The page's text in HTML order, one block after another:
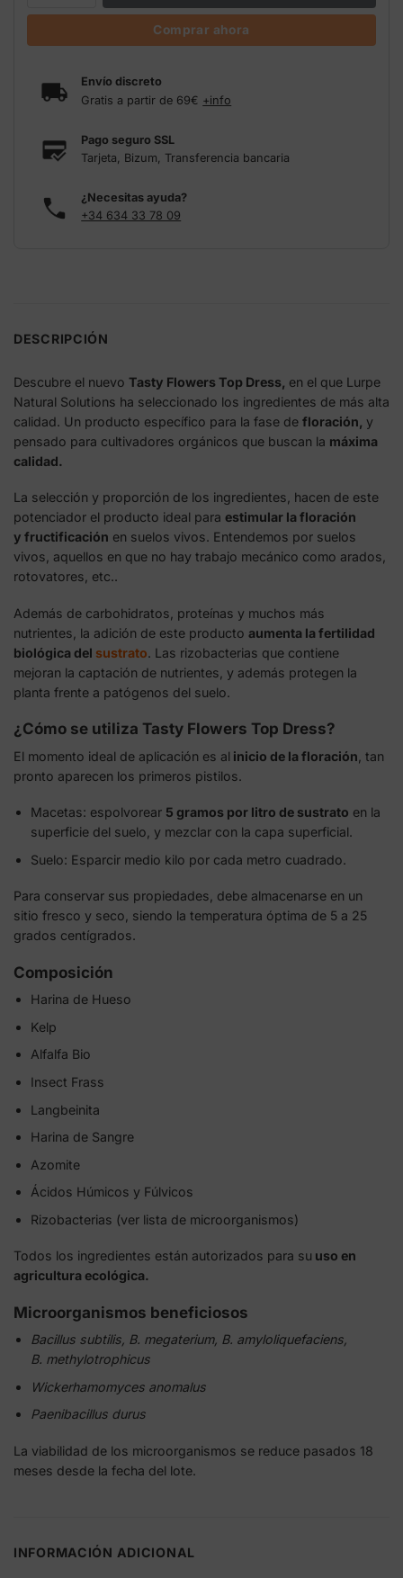
Comprar ahora
Envío discreto
Gratis a partir de 69€ +info
Pago seguro SSL
Tarjeta, Bizum, Transferencia bancaria
¿Necesitas ayuda?
+34 634 33 78 09
DESCRIPCIÓN
Descubre el nuevo Tasty Flowers Top Dress, en el que Lurpe
Natural Solutions ha seleccionado los ingredientes de más alta
calidad. Un producto específico para la fase de floración, y
pensado para cultivadores orgánicos que buscan la máxima
calidad.
La selección y proporción de los ingredientes, hacen de este
potenciador el producto ideal para estimular la floración
y fructificación en suelos vivos. Entendemos por suelos
vivos, aquellos en que no hay trabajo mecánico como arados,
rotovatores, etc..
Además de carbohidratos, proteínas y muchos más
nutrientes, la adición de este producto aumenta la fertilidad
biológica del sustrato. Las rizobacterias que contiene
mejoran la captación de nutrientes, y además protegen la
planta frente a patógenos del suelo.
¿Cómo se utiliza Tasty Flowers Top Dress?
El momento ideal de aplicación es al inicio de la floración , tan
pronto aparecen los primeros pistilos.
Macetas: espolvorear 5 gramos por litro de sustrato en la
superficie del suelo, y mezclar con la capa superficial.
Suelo: Esparcir medio kilo por cada metro cuadrado.
Para conservar sus propiedades, debe almacenarse en un
sitio fresco y seco, siendo la temperatura óptima de 5 a 25
grados centígrados.
Composición
Harina de Hueso
Kelp
Alfalfa Bio
Insect Frass
Langbeinita
Harina de Sangre
Azomite
Ácidos Húmicos y Fúlvicos
Rizobacterias (ver lista de microorganismos)
Todos los ingredientes están autorizados para su uso en
agricultura ecológica.
Microorganismos beneficiosos
Bacillus subtilis, B. megaterium, B. amyloliquefaciens,
B. methylotrophicus
Wickerhamomyces anomalus
Paenibacillus durus
La viabilidad de los microorganismos se reduce pasados 18
meses desde la fecha del lote.
INFORMACIÓN ADICIONAL